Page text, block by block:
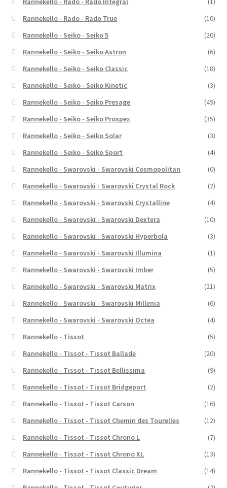
Rannekello - Rado - Rado True
(10)
Rannekello - Seiko - Seiko 5
(20)
Rannekello - Seiko - Seiko Astron
(6)
Rannekello - Seiko - Seiko Classic
(18)
Rannekello - Seiko - Seiko Kinetic
(3)
Rannekello - Seiko - Seiko Presage
(49)
Rannekello - Seiko - Seiko Prospex
(35)
Rannekello - Seiko - Seiko Solar
(3)
Rannekello - Seiko - Seiko Sport
(4)
Rannekello - Swarovski - Swarovski Cosmopolitan
(0)
Rannekello - Swarovski - Swarovski Crystal Rock
(2)
Rannekello - Swarovski - Swarovski Crystalline
(4)
Rannekello - Swarovski - Swarovski Dextera
(10)
Rannekello - Swarovski - Swarovski Hyperbola
(3)
Rannekello - Swarovski - Swarovski Illumina
(1)
Rannekello - Swarovski - Swarovski Imber
(5)
Rannekello - Swarovski - Swarovski Matrix
(21)
Rannekello - Swarovski - Swarovski Millenia
(6)
Rannekello - Swarovski - Swarovski Octea
(4)
Rannekello - Tissot
(5)
Rannekello - Tissot - Tissot Ballade
(20)
Rannekello - Tissot - Tissot Bellissima
(9)
Rannekello - Tissot - Tissot Bridgeport
(2)
Rannekello - Tissot - Tissot Carson
(16)
Rannekello - Tissot - Tissot Chemin des Tourelles
(12)
Rannekello - Tissot - Tissot Chrono L
(7)
Rannekello - Tissot - Tissot Chrono XL
(13)
Rannekello - Tissot - Tissot Classic Dream
(14)